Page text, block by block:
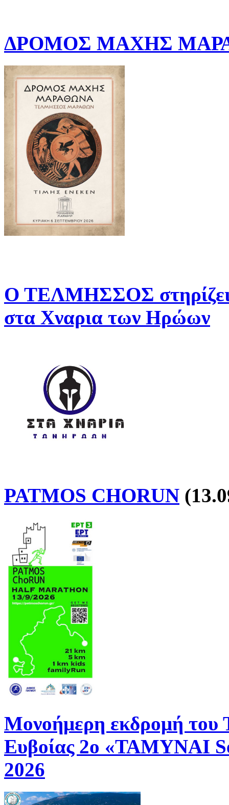
ΔΡΟΜΟΣ ΜΑΧΗΣ
Ο ΤΕΛΜΗΣΣΟΣ στηρίζει
στα Χναρια των Ηρώων
PATMOS CHORUN
Μονοήμερη εκδρομή
Ευβοίας 2ο «ΤΑΜΥΝΑΙ
2026